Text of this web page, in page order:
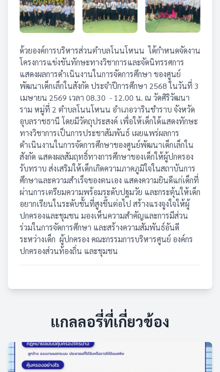
ด้วยองค์การบริหารส่วนตำบลโนนโหนน ได้กำหนดจัดงาน
โครงการแข่งขันทักษะทางวิชาการและจัดนิทรรศการ
แสดงผลการดำเนินงานในการจัดการศึกษา ของศูนย์
พัฒนาเด็กเล็กในสังกัด ประจำปีการศึกษา 2568 ในวันที่ 3
เมษายน 2569 เวลา 08.30 - 12.00 น. ณ วัดศิริวัฒนา
ราม หมู่ที่ 2 ตำบลโนนโหนน อำเภอวารินชำราบ จังหวัด
อุบลราชธานี โดยมีวัตถุประสงค์ เพื่อให้เด็กได้แสดงทักษะ
ทางวิชาการเป็นการประชาสัมพันธ์ เผยแพร่ผลการ
ดำเนินงานในการจัดการศึกษาของศูนย์พัฒนาเด็กเล็กใน
สังกัด แสดงผลสัมฤทธิ์ทางการศึกษาของเด็กให้ผู้ปกครอง
รับทราบ ส่งเสริมให้เด็กเกิดความภาคภูมิใจในสถาบันการ
ศึกษาและความสำเร็จของตนเอง แสดงความยินดีแก่เด็กที่
ผ่านการเตรียมความพร้อมระดับปฐมวัย และกระตุ้นให้เด็ก
อยากเรียนในระดับชั้นที่สูงขึ้นต่อไป สร้างแรงจูงใจให้ผู้
ปกครองและชุมชน มองเห็นความสำคัญและการมีส่วน
ร่วมในการจัดการศึกษา และสร้างความสัมพันธ์อันดี
ระหว่างเด็ก ผู้ปกครอง คณะกรรมการบริหารศูนย์ องค์กร
ปกครองส่วนท้องถิ่น และชุมชน
แกลลอรี่ที่เกี่ยวข้อง